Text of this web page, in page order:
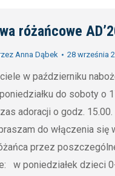
różańcowe
Anna Dąbek 28 września
w październiku
do soboty o
adoracji o godz. 15.00.
do włączenia się
przez
w poniedziałek dzieci